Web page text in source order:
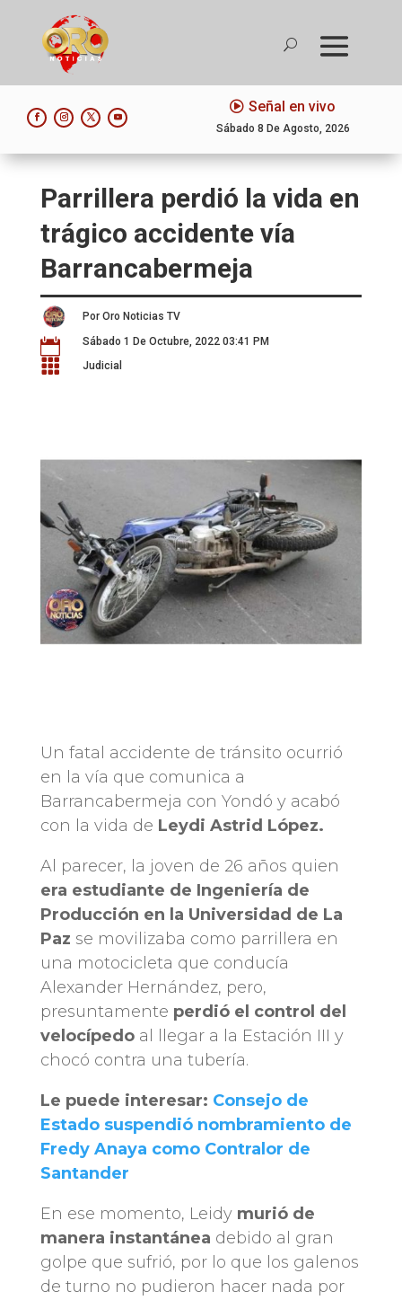
Señal en vivo
Sábado 8 De Agosto, 2026
Parrillera perdió la vida en
trágico accidente vía
Barrancabermeja
Por Oro Noticias TV
 Sábado 1 De Octubre, 2022 03:41 PM
 Judicial
Un fatal accidente de tránsito ocurrió
en la vía que comunica a
Barrancabermeja con Yondó y acabó
con la vida de Leydi Astrid López.
Al parecer, la joven de 26 años quien
era estudiante de Ingeniería de
Producción en la Universidad de La
Paz se movilizaba como parrillera en
una motocicleta que conducía
Alexander Hernández, pero,
presuntamente perdió el control del
velocípedo al llegar a la Estación III y
chocó contra una tubería.
Le puede interesar: Consejo de
Estado suspendió nombramiento de
Fredy Anaya como Contralor de
Santander
En ese momento, Leidy murió de
manera instantánea debido al gran
golpe que sufrió, por lo que los galenos
de turno no pudieron hacer nada por